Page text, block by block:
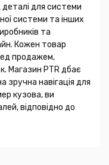
деталі для системи
системи та інших
та
Кожен товар
продажем,
Магазин PTR дбає
зручна навігація для
кузова, ви
відповідно до